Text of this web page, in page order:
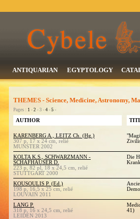
ANTIQUARIAN EGYPTOLOGY
THEMES - Science, Medicine, Astronomy,
Pages : 1 - 2 - 3 - 4 - 5 -
AUTHOR
KARENBERG A., LEITZ Ch. (Hg.)
307 p, 17 x 24 cm, relié
MUNSTER 2002
KOLTA K.S., SCHWARZMANN -
SCHAFHAUSER D.
223 p, 82 pl, 18 x 24,5 cm, relié
STUTTGART 2000
Die
KOUSOULIS P. (Ed.)
198 p, 16,5 x 25 cm, relié
LOUVAIN 2011
LANG P.
318 p, 16 x 24,5 cm, relié
LEIDEN 2013
41)